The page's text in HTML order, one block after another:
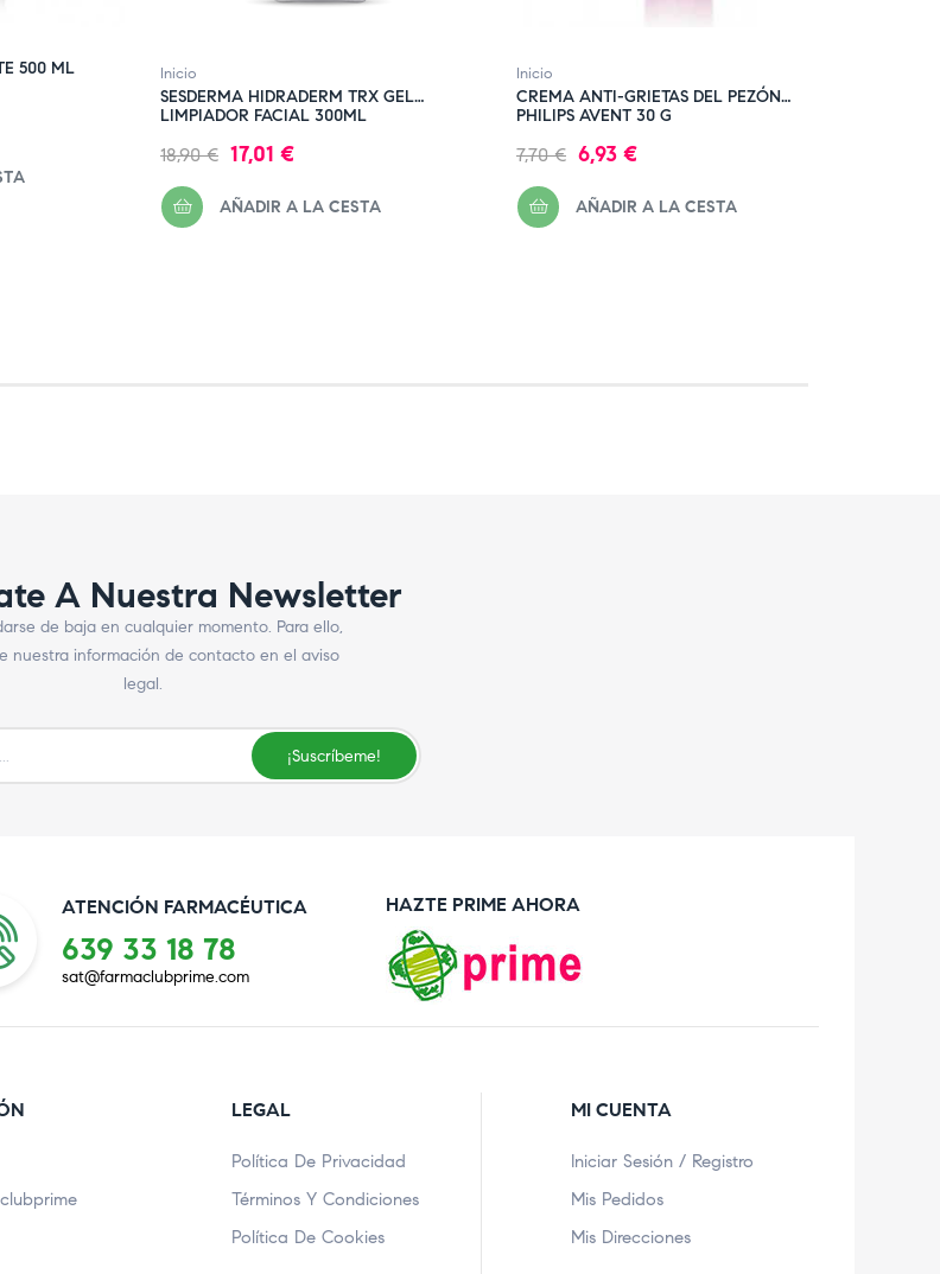
500 ML Inicio
SESDERMA HIDRADERM TRX GEL
LIMPIADOR FACIAL 300ML
Precio
regular
18,90 € Precio
17,01 €
AÑADIR A LA CESTA
Inicio
CREMA ANTI-GRIETAS DEL PEZÓN
PHILIPS AVENT 30 G
Precio
regular
7,70 € Precio
6,93 €
AÑADIR A LA CESTA
A Nuestra Newsletter
de baja en cualquier momento. Para ello,
nuestra información de contacto en el aviso
legal.
¡Suscríbeme!
ATENCIÓN FARMACÉUTICA
639 33 18 78
sat@farmaclubprime.com
HAZTE PRIME AHORA
LEGAL
Política De Privacidad
Términos Y Condiciones
Política De Cookies
MI CUENTA
Iniciar Sesión / Registro
Mis Pedidos
Mis Direcciones